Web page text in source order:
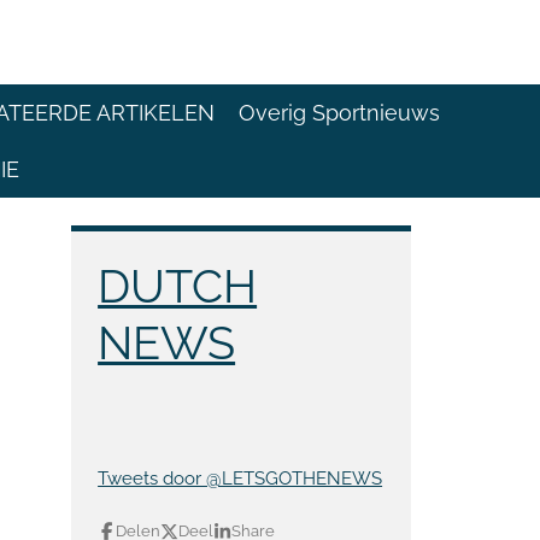
ARTIKELEN Overig Sportnieuws
DUTCH
NEWS
Tweets door @LETSGOTHENEWS
Delen Deel Share